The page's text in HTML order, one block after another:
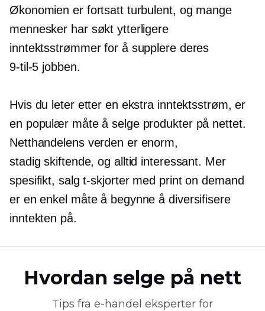
Økonomien er fortsatt turbulent, og mange
mennesker har søkt ytterligere
inntektsstrømmer for å supplere deres
9-til-5 jobben.
Hvis du leter etter en ekstra inntektsstrøm, er
en populær måte å selge produkter på nettet.
Netthandelens verden er enorm,
stadig skiftende, og alltid interessant. Mer
spesifikt, salgt-skjortermed print on demand
er en enkel måte å begynne å diversifisere
inntekten på.
Hvordan selge på nett
Tips fra e-handel eksperter for